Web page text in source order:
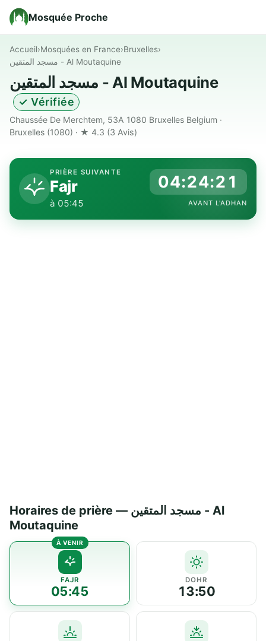
Mosquée Proche
Accueil›Mosquées en France›Bruxelles›
مسجد المتقين - Al Moutaquine
مسجد المتقين - Al Moutaquine
✓ Vérifiée
Chaussée De Merchtem, 53A 1080 Bruxelles Belgium ·
Bruxelles (1080) · ★ 4.3 (3 Avis)
PRIÈRE SUIVANTE
Fajr
à 05:45
04:24:20
AVANT L'ADHAN
Horaires de prière — مسجد المتقين - Al
Moutaquine
FAJR
05:45
DOHR
13:50